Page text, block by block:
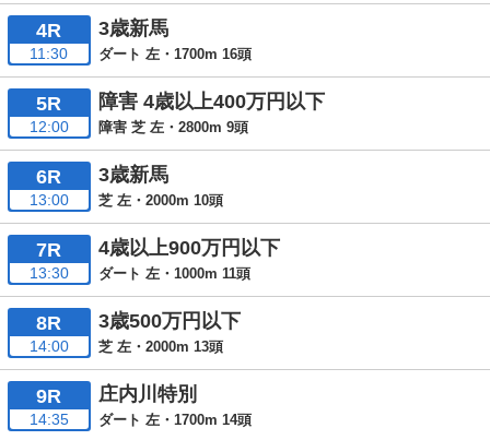
4R
11:30
3歳新馬
ダート 左・1700m 16頭
5R
12:00
障害 4歳以上400万円以下
障害 芝 左・2800m 9頭
6R
13:00
3歳新馬
芝 左・2000m 10頭
7R
13:30
4歳以上900万円以下
ダート 左・1000m 11頭
8R
14:00
3歳500万円以下
芝 左・2000m 13頭
9R
14:35
庄内川特別
ダート 左・1700m 14頭